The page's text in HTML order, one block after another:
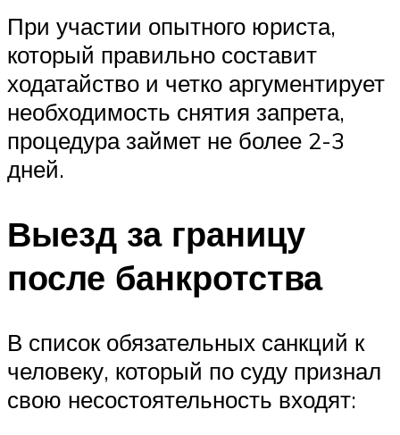
При участии опытного юриста,
который правильно составит
ходатайство и четко аргументирует
необходимость снятия запрета,
процедура займет не более 2-3
дней.
Выезд за границу
после банкротства
В список обязательных санкций к
человеку, который по суду признал
свою несостоятельность входят: